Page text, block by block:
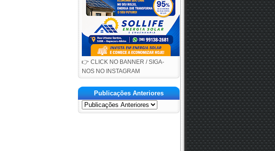
👉 CLICK NO BANNER / SIGA-
NOS NO INSTAGRAM
Publicações Anteriores